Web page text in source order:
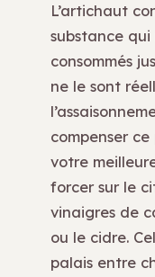
L’artichaut
substance
consommés
ne le sont
compenser
votre
forcer sur le
vinaigres de
ou le cidre.
palais entre